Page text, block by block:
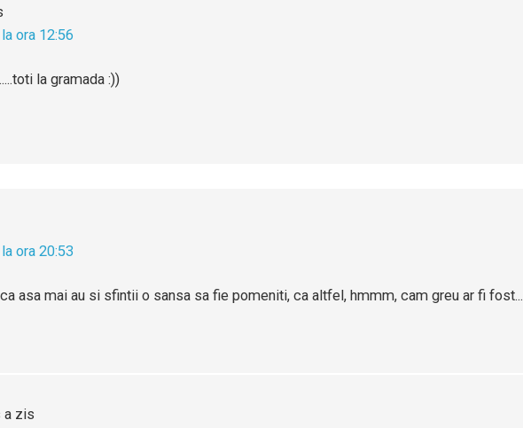
ora 12:56
la gramada :))
ora 20:53
asa mai au si sfintii o sansa sa fie pomeniti, ca altfel, hmmm, cam greu ar fi fost...
a zis